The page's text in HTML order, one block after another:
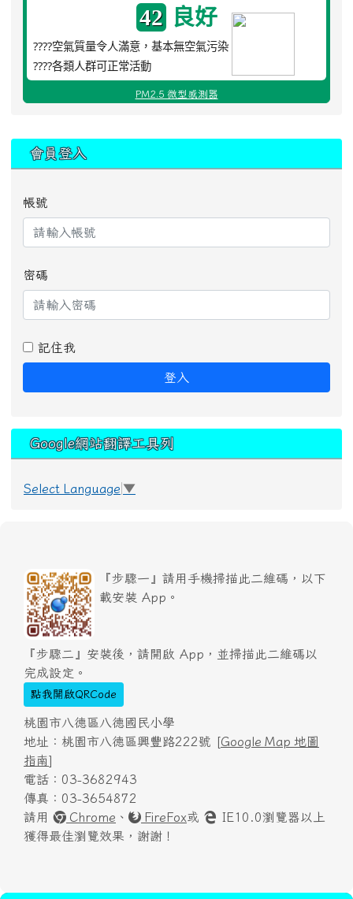
42 良好
????空氣質量令人滿意，基本無空氣污染
????各類人群可正常活動
PM2.5 微型感測器
會員登入
帳號
密碼
記住我
登入
Google網站翻譯工具列
Select Language ▼
『步驟一』請用手機掃描此二維碼，以下
載安裝 App。
『步驟二』安裝後，請開啟 App，並掃描此二維碼以
完成設定。
點我開啟QRCode
桃園市八德區八德國民小學
地址：桃園市八德區興豐路222號 [Google Map 地圖
指南]
電話：03-3682943
傳真：03-3654872
請用
Chrome 、 FireFox或
IE10.0瀏覽器以上
獲得最佳瀏覽效果，謝謝！